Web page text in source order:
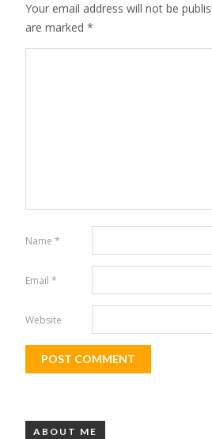
Your email address will not be
are marked *
Name *
Email *
Website
ABOUT ME